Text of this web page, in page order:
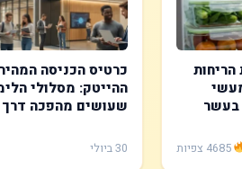
בעשר
4685 צפיות
כרטיס הכניסה
ההייטק: מסלולי
שעושים מהפכה
30 ביולי